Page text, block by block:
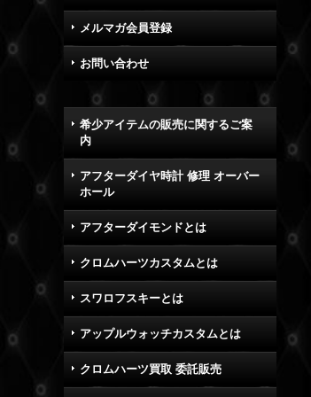
メルマガ会員登録
お問い合わせ
希少アイテムの販売に関するご案
内
アフターダイヤ時計 修理 オーバー
ホール
アフターダイモンドとは
クロムハーツカスタムとは
スワロフスキーとは
アップルウォッチカスタムとは
クロムハーツ買取 委託販売